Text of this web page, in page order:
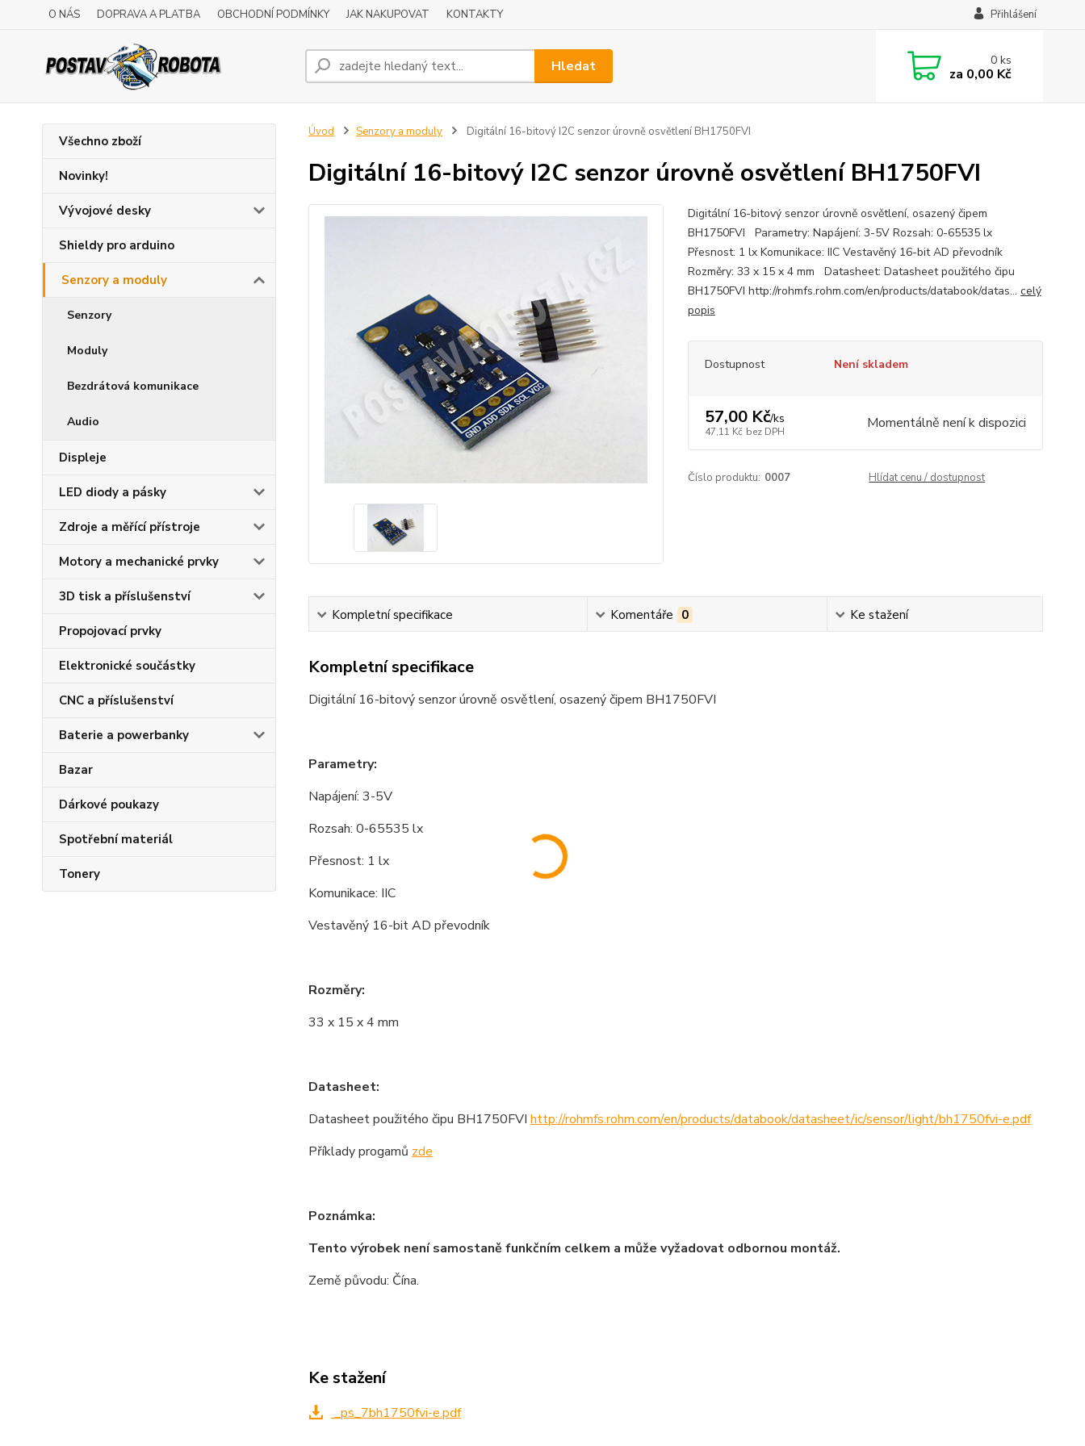
O NÁS DOPRAVA A PLATBA OBCHODNÍ PODMÍNKY JAK NAKUPOVAT KONTAKTY Přihlášení
Hledat 0ks
za 0,00 Kč
Všechno zboží
Novinky!
Vývojové desky
Shieldy pro arduino
Senzory a moduly
Senzory
Moduly
Bezdrátová komunikace
Audio
Displeje
LED diody a pásky
Zdroje a měřící přístroje
Motory a mechanické prvky
3D tisk a příslušenství
Propojovací prvky
Elektronické součástky
CNC a příslušenství
Baterie a powerbanky
Bazar
Dárkové poukazy
Spotřební materiál
Tonery
Úvod Senzory a moduly Digitální 16-bitový I2C senzor úrovně osvětlení BH1750FVI
Digitální 16-bitový I2C senzor úrovně osvětlení BH1750FVI
Digitální 16-bitový senzor úrovně osvětlení, osazený čipem
BH1750FVI Parametry: Napájení: 3-5V Rozsah: 0-65535 lx
Přesnost: 1 lx Komunikace: IIC Vestavěný 16-bit AD převodník
Rozměry: 33 x 15 x 4 mm Datasheet: Datasheet použitého čipu
BH1750FVI http://rohmfs.rohm.com/en/products/databook/datas... celý
popis
Dostupnost Není skladem
57,00 Kč/ks
47,11 Kč bez DPH Momentálně není k dispozici
Číslo produktu: 0007 Hlídat cenu / dostupnost
Kompletní specifikace Komentáře 0 Ke stažení
Kompletní specifikace
Digitální 16-bitový senzor úrovně osvětlení, osazený čipem BH1750FVI
Parametry:
Napájení: 3-5V
Rozsah: 0-65535 lx
Přesnost: 1 lx
Komunikace: IIC
Vestavěný 16-bit AD převodník
Rozměry:
33 x 15 x 4 mm
Datasheet:
Datasheet použitého čipu BH1750FVI http://rohmfs.rohm.com/en/products/databook/datasheet/ic/sensor/light/bh1750fvi-e.pdf
Příklady progamů zde
Poznámka:
Tento výrobek není samostaně funkčním celkem a může vyžadovat odbornou montáž.
Země původu: Čína.
Ke stažení
_ps_7bh1750fvi-e.pdf